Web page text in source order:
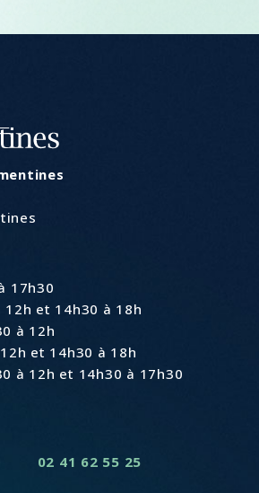
17h30
12h et 14h30 à 18h
à 12h
et 14h30 à 18h
à 12h et 14h30 à 17h30
02 41 62 55 25